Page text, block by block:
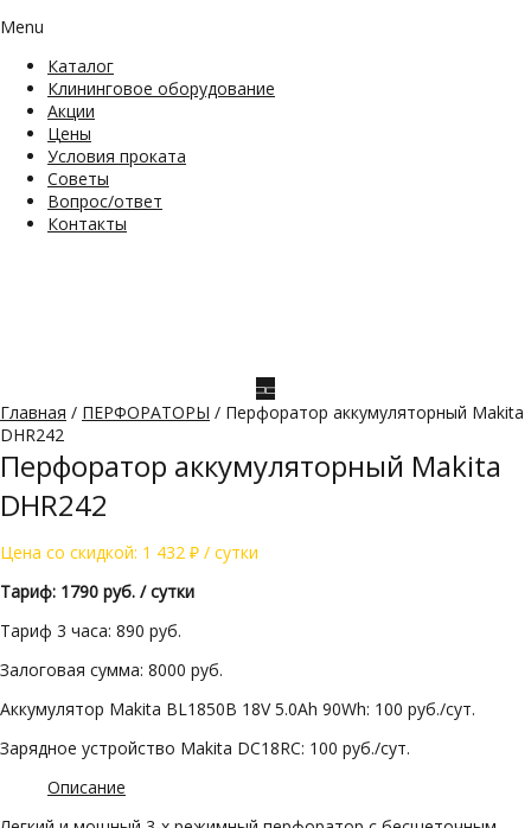
Menu
Каталог
Клининговое оборудование
Акции
Цены
Условия проката
Советы
Вопрос/ответ
Контакты
Главная / ПЕРФОРАТОРЫ / Перфоратор аккумуляторный Makita
DHR242
Перфоратор аккумуляторный Makita
DHR242
Цена со скидкой: 1 432 ₽ / сутки
Тариф: 1790 руб. / сутки
Тариф 3 часа: 890 руб.
Залоговая сумма: 8000 руб.
Аккумулятор Makita BL1850B 18V 5.0Ah 90Wh: 100 руб./сут.
Зарядное устройство Makita DC18RC: 100 руб./сут.
Описание